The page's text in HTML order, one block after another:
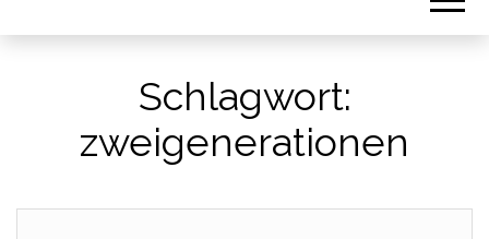
Schlagwort:
zweigenerationen